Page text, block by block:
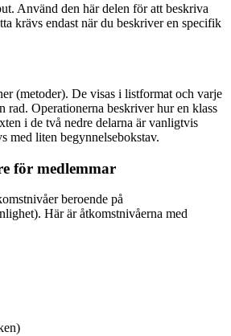
Använd den här delen för att beskriva
krävs endast när du beskriver en specifik
(metoder). De visas i listformat och varje
rad. Operationerna beskriver hur en klass
i de två nedre delarna är vanligtvis
med liten begynnelsebokstav.
för medlemmar
beroende på
Här är åtkomstnivåerna med